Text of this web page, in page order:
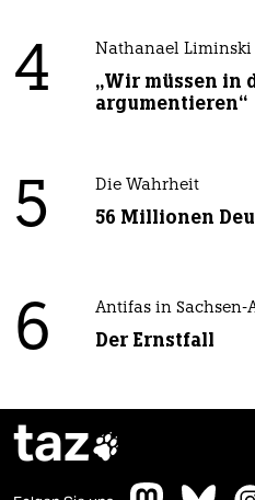
4 Nathanael Liminski
„Wir müssen in
argumentieren“
5 Die Wahrheit
56 Millionen
6 Antifas in Sachsen-
Der Ernstfall
taz